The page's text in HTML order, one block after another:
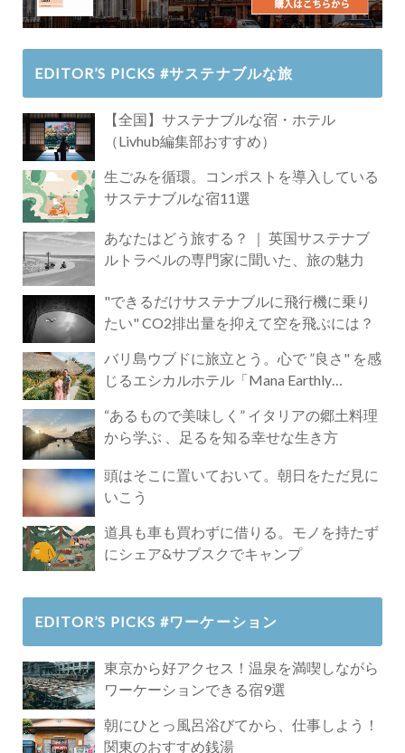
EDITOR’S PICKS #サステナブルな旅
【全国】サステナブルな宿・ホテル
（Livhub編集部おすすめ）
生ごみを循環。コンポストを導入している
サステナブルな宿11選
あなたはどう旅する？ ｜ 英国サステナブ
ルトラベルの専門家に聞いた、旅の魅力
"できるだけサステナブルに飛行機に乗り
たい" CO2排出量を抑えて空を飛ぶには？
バリ島ウブドに旅立とう。心で ”良さ" を感
じるエシカルホテル「Mana Earthly
“あるもので美味しく” イタリアの郷土料理
から学ぶ 、足るを知る幸せな生き方
頭はそこに置いておいて。朝日をただ見に
いこう
道具も車も買わずに借りる。モノを持たず
にシェア&サブスクでキャンプ
EDITOR’S PICKS #ワーケーション
東京から好アクセス！温泉を満喫しながら
ワーケーションできる宿9選
朝にひとっ風呂浴びてから、仕事しよう！
関東のおすすめ銭湯